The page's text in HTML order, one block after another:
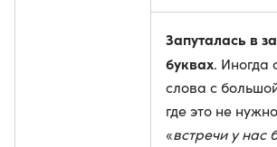
Запуталась в
буквах. Иногда
слова с
где это не
«встречи у нас